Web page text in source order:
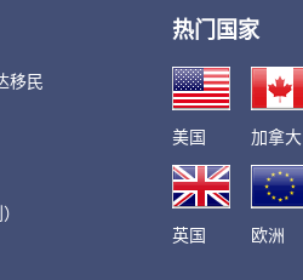
移民
热门国家
美国 加拿大
英国 欧洲